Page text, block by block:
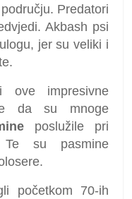
Predatori
Akbash psi
jer su veliki i
impresivne
da su mnoge
poslužile pri
Te su pasmine
početkom 70-ih